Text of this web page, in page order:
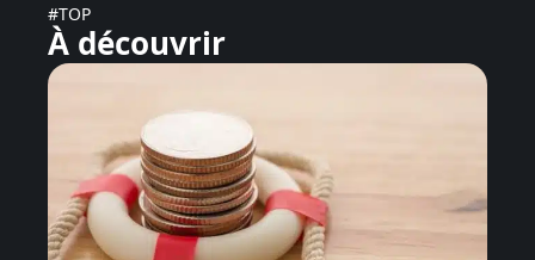
#TOP
À découvrir